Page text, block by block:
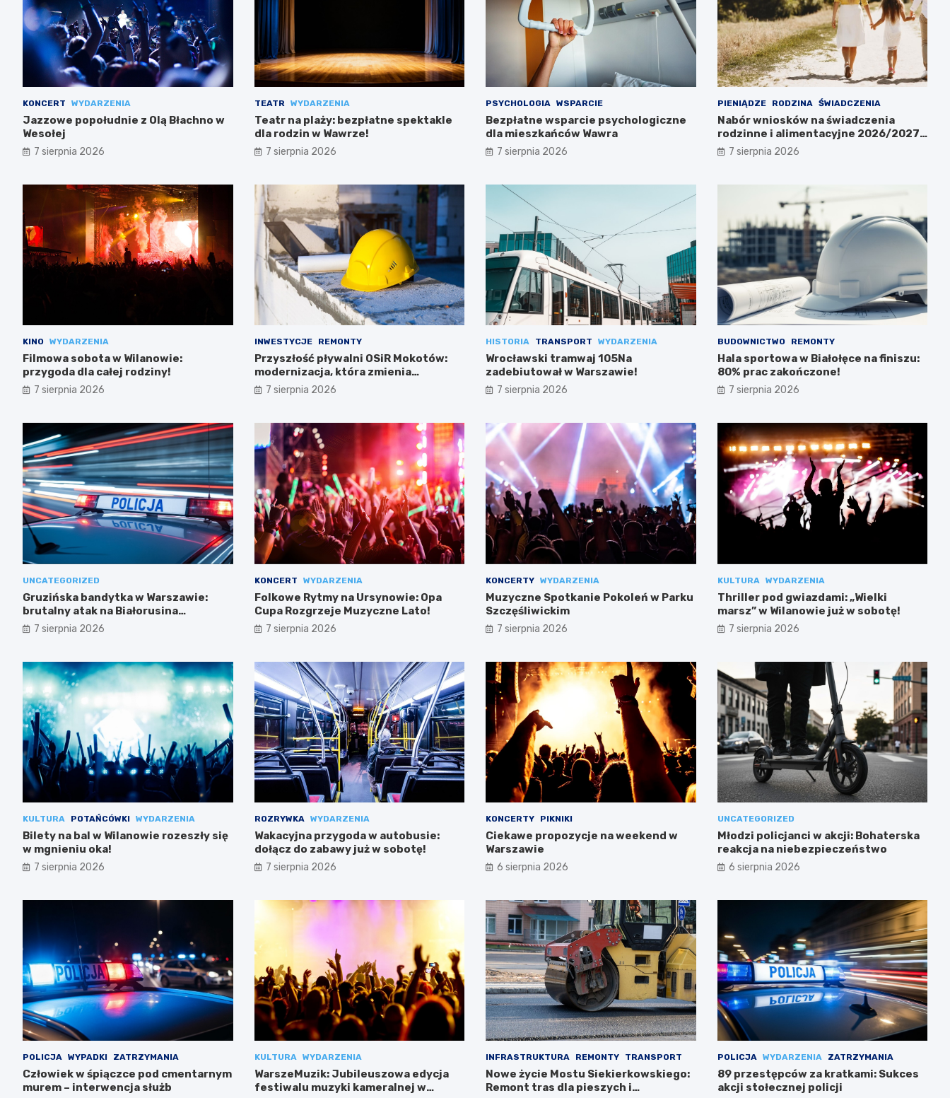
KONCERT WYDARZENIA
Jazzowe popołudnie z Olą Błachno w
Wesołej
7 sierpnia 2026
TEATR WYDARZENIA
Teatr na plaży: bezpłatne spektakle
dla rodzin w Wawrze!
7 sierpnia 2026
PSYCHOLOGIA WSPARCIE
Bezpłatne wsparcie psychologiczne
dla mieszkańców Wawra
7 sierpnia 2026
PIENIĄDZE RODZINA ŚWIADCZENIA
Nabór wniosków na świadczenia
rodzinne i alimentacyjne 2026/2027
już w lipcu!
7 sierpnia 2026
KINO WYDARZENIA
Filmowa sobota w Wilanowie:
przygoda dla całej rodziny!
7 sierpnia 2026
INWESTYCJE REMONTY
Przyszłość pływalni OSiR Mokotów:
modernizacja, która zmienia
wszystko
7 sierpnia 2026
HISTORIA TRANSPORT WYDARZENIA
Wrocławski tramwaj 105Na
zadebiutował w Warszawie!
7 sierpnia 2026
BUDOWNICTWO REMONTY
Hala sportowa w Białołęce na finiszu:
80% prac zakończone!
7 sierpnia 2026
UNCATEGORIZED
Gruzińska bandytka w Warszawie:
brutalny atak na Białorusina
zakończony aresztowaniem
7 sierpnia 2026
KONCERT WYDARZENIA
Folkowe Rytmy na Ursynowie: Opa
Cupa Rozgrzeje Muzyczne Lato!
7 sierpnia 2026
KONCERTY WYDARZENIA
Muzyczne Spotkanie Pokoleń w Parku
Szczęśliwickim
7 sierpnia 2026
KULTURA WYDARZENIA
Thriller pod gwiazdami: „Wielki
marsz” w Wilanowie już w sobotę!
7 sierpnia 2026
KULTURA POTAŃCÓWKI WYDARZENIA
Bilety na bal w Wilanowie rozeszły się
w mgnieniu oka!
7 sierpnia 2026
ROZRYWKA WYDARZENIA
Wakacyjna przygoda w autobusie:
dołącz do zabawy już w sobotę!
7 sierpnia 2026
KONCERTY PIKNIKI
Ciekawe propozycje na weekend w
Warszawie
6 sierpnia 2026
UNCATEGORIZED
Młodzi policjanci w akcji: Bohaterska
reakcja na niebezpieczeństwo
6 sierpnia 2026
POLICJA WYPADKI ZATRZYMANIA
Człowiek w śpiączce pod cmentarnym
murem – interwencja służb
KULTURA WYDARZENIA
WarszeMuzik: Jubileuszowa edycja
festiwalu muzyki kameralnej w
INFRASTRUKTURA REMONTY TRANSPORT
Nowe życie Mostu Siekierkowskiego:
Remont tras dla pieszych i
POLICJA WYDARZENIA ZATRZYMANIA
89 przestępców za kratkami: Sukces
akcji stołecznej policji